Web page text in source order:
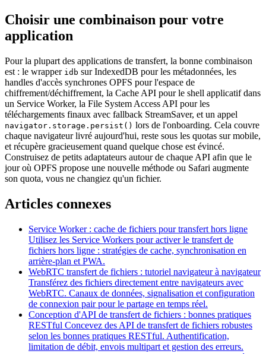
Choisir une combinaison pour votre
application
Pour la plupart des applications de transfert, la bonne combinaison
est : le wrapper idb sur IndexedDB pour les métadonnées, les
handles d'accès synchrones OPFS pour l'espace de
chiffrement/déchiffrement, la Cache API pour le shell applicatif dans
un Service Worker, la File System Access API pour les
téléchargements finaux avec fallback StreamSaver, et un appel
navigator.storage.persist() lors de l'onboarding. Cela couvre
chaque navigateur livré aujourd'hui, reste sous les quotas sur mobile,
et récupère gracieusement quand quelque chose est évincé.
Construisez de petits adaptateurs autour de chaque API afin que le
jour où OPFS propose une nouvelle méthode ou Safari augmente
son quota, vous ne changiez qu'un fichier.
Articles connexes
Service Worker : cache de fichiers pour transfert hors ligne
Utilisez les Service Workers pour activer le transfert de
fichiers hors ligne : stratégies de cache, synchronisation en
arrière-plan et PWA.
WebRTC transfert de fichiers : tutoriel navigateur à navigateur
Transférez des fichiers directement entre navigateurs avec
WebRTC. Canaux de données, signalisation et configuration
de connexion pair pour le partage en temps réel.
Conception d'API de transfert de fichiers : bonnes pratiques
RESTful Concevez des API de transfert de fichiers robustes
selon les bonnes pratiques RESTful. Authentification,
limitation de débit, envois multipart et gestion des erreurs.